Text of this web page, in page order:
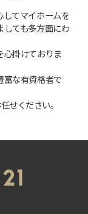
してマイホームを
しても多方面にわ
心掛けておりま
富な有資格者で
せください。